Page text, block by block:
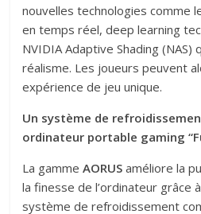
nouvelles technologies comme
en temps réel, deep learning
NVIDIA Adaptive Shading
réalisme. Les joueurs peuvent
expérience de jeu unique.
Un système de
ordinateur portable gaming
La gammeAORUS améliore la
la finesse de l’ordinateur grâce à
système de refroidissement